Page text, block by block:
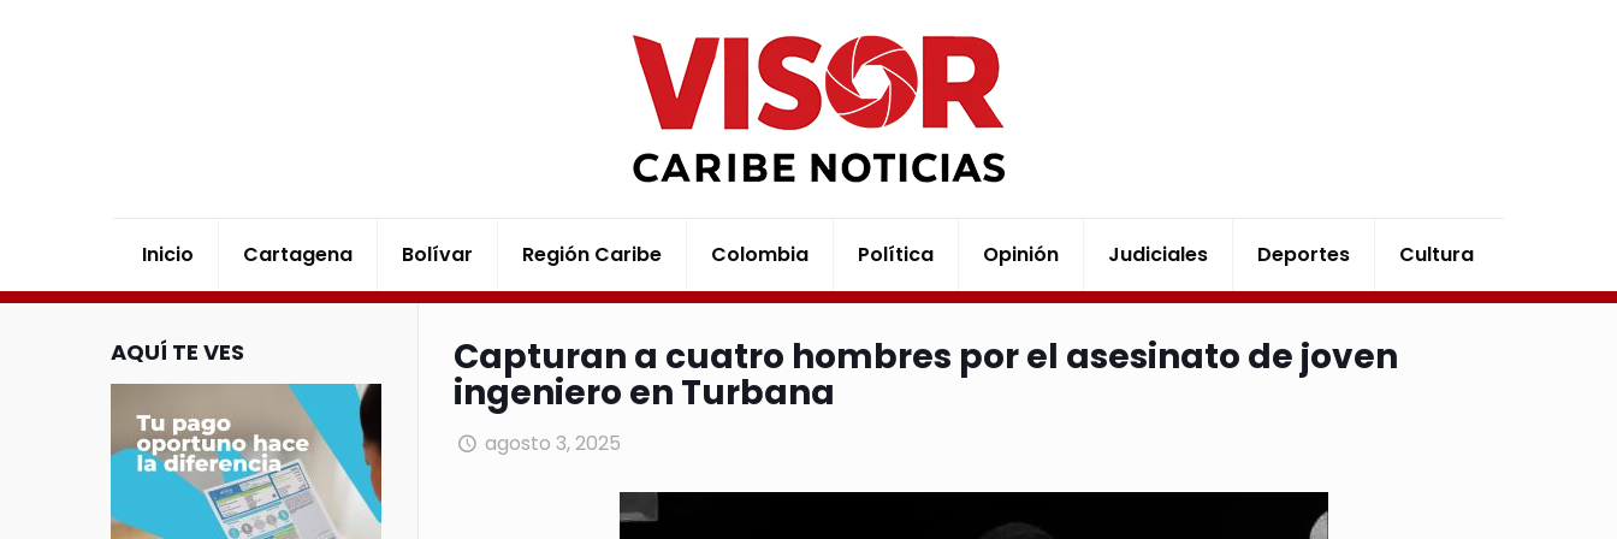
Inicio Cartagena Bolívar Región Caribe Colombia Política Opinión Judiciales Deportes Cultura
Capturan a cuatro hombres por el asesinato de joven
ingeniero en Turbana
agosto 3, 2025
AQUÍ TE VES